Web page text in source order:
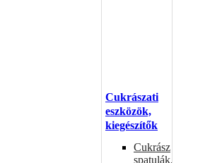
Cukrászati
eszközök,
kiegészítők
Cukrász
spatulák,